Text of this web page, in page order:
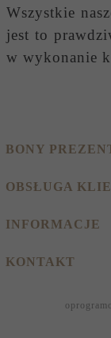
Wszystkie
jest to
w wykonanie
BONY
OBSŁUGA
INFORMACJE
KONTAKT